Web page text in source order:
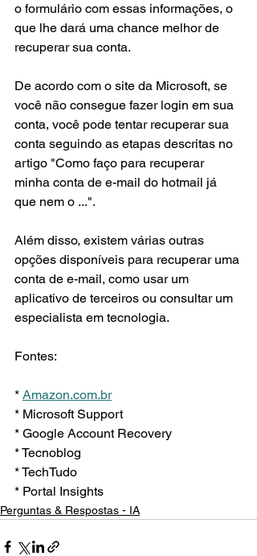
o formulário com essas informações, o
que lhe dará uma chance melhor de
recuperar sua conta.
De acordo com o site da Microsoft, se
você não consegue fazer login em sua
conta, você pode tentar recuperar sua
conta seguindo as etapas descritas no
artigo "Como faço para recuperar
minha conta de e-mail do hotmail já
que nem o ...".
Além disso, existem várias outras
opções disponíveis para recuperar uma
conta de e-mail, como usar um
aplicativo de terceiros ou consultar um
especialista em tecnologia.
Fontes:
* Amazon.com.br
* Microsoft Support
* Google Account Recovery
* Tecnoblog
* TechTudo
* Portal Insights
Perguntas & Respostas - IA